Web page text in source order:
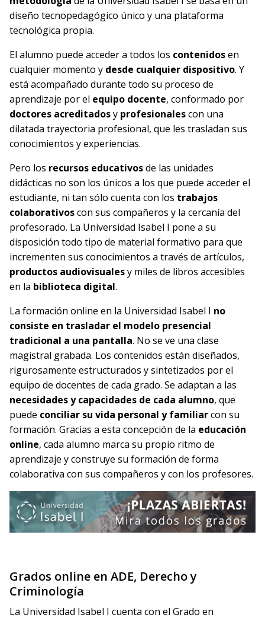
diseño tecnopedagógico único y una plataforma
tecnológica propia.
El alumno puede acceder a todos los contenidosen
cualquier momento y desde cualquier dispositivo. Y
está acompañado durante todo su proceso de
aprendizaje por el equipo docente, conformado por
doctores acreditadosy profesionalescon una
dilatada trayectoria profesional, que les trasladan sus
conocimientos y experiencias.
Pero los recursos educativosde las unidades
didácticas no son los únicos a los que puede acceder el
estudiante, ni tan sólo cuenta con los trabajos
colaborativoscon sus compañeros y la cercanía del
profesorado. La Universidad Isabel I pone a su
disposición todo tipo de material formativo para que
incrementen sus conocimientos a través de artículos,
productos audiovisualesy miles de libros accesibles
en la biblioteca digital.
La formación online en la Universidad Isabel I no
consiste en trasladar el modelo presencial
tradicional a una pantalla. No se ve una clase
magistral grabada. Los contenidos están diseñados,
rigurosamente estructurados y sintetizados por el
equipo de docentes de cada grado. Se adaptan a las
necesidades y capacidades de cada alumno, que
puede conciliar su vida personal y familiarcon su
formación. Gracias a esta concepción de la educación
online, cada alumno marca su propio ritmo de
aprendizaje y construye su formación de forma
colaborativa con sus compañeros y con los profesores.
Grados online en ADE, Derecho y
Criminología
La Universidad Isabel I cuenta con el Grado en